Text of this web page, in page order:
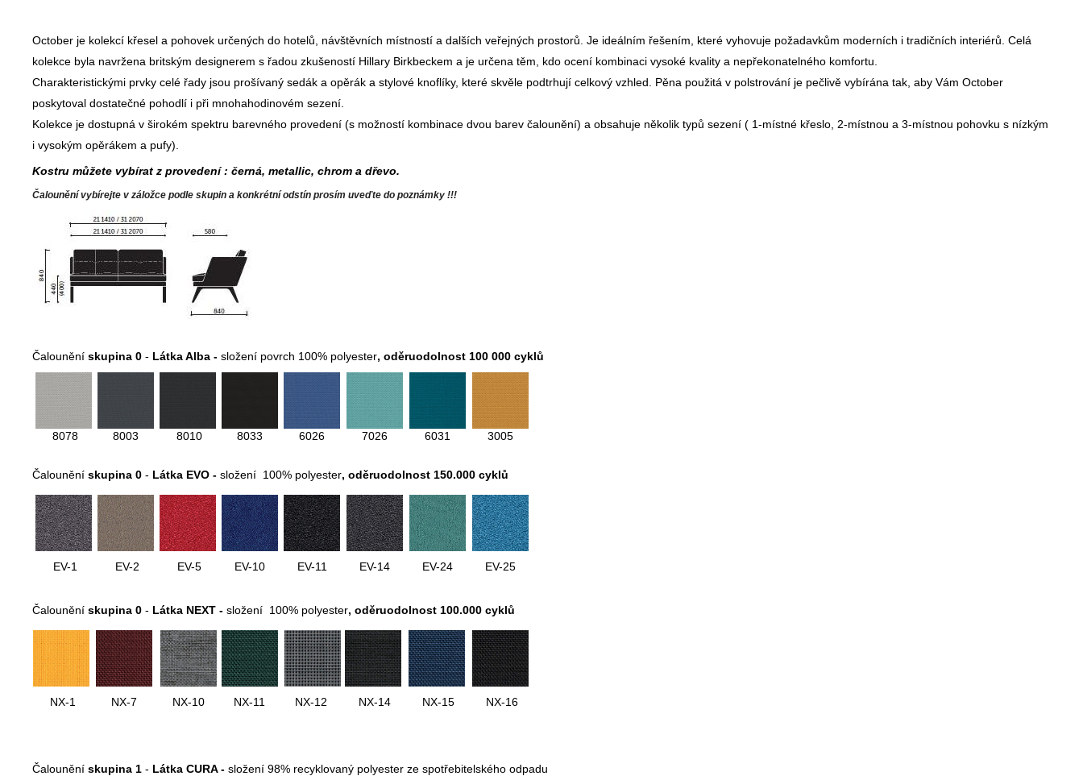
October je kolekcí křesel a pohovek určených do hotelů, návštěvních místností a dalších veřejných prostorů. Je ideálním řešením, které vyhovuje požadavkům moderních i tradičních interiérů. Celá
kolekce byla navržena britským designerem s řadou zkušeností Hillary Birkbeckem a je určena těm, kdo ocení kombinaci vysoké kvality a nepřekonatelného komfortu.
Charakteristickými prvky celé řady jsou prošívaný sedák a opěrák a stylové knoflíky, které skvěle podtrhují celkový vzhled. Pěna použitá v polstrování je pečlivě vybírána tak, aby Vám October
poskytoval dostatečné pohodlí i při mnohahodinovém sezení.
Kolekce je dostupná v širokém spektru barevného provedení (s možností kombinace dvou barev čalounění) a obsahuje několik typů sezení ( 1-místné křeslo, 2-místnou a 3-místnou pohovku s nízkým
i vysokým opěrákem a pufy).
Kostru můžete vybírat z provedení : černá, metallic, chrom a dřevo.
Čalounění vybírejte v záložce podle skupin a konkrétní odstín prosím uveďte do poznámky !!!
Čalounění skupina 0 - Látka Alba - složení povrch 100% polyester, oděruodolnost 100 000 cyklů
8078 8003 8010 8033 6026 7026 6031 3005
Čalounění skupina 0 - Látka EVO - složení 100% polyester, oděruodolnost 150.000 cyklů
EV-1 EV-2 EV-5 EV-10 EV-11 EV-14 EV-24 EV-25
Čalounění skupina 0 - Látka NEXT - složení 100% polyester, oděruodolnost 100.000 cyklů
NX-1 NX-7 NX-10 NX-11 NX-12 NX-14 NX-15 NX-16
Čalounění skupina 1 - Látka CURA - složení 98% recyklovaný polyester ze spotřebitelského odpadu